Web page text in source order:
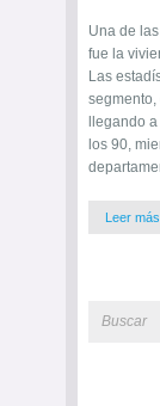
Una de
fue la
Las
segmento,
llegando a
los 90,
Leer